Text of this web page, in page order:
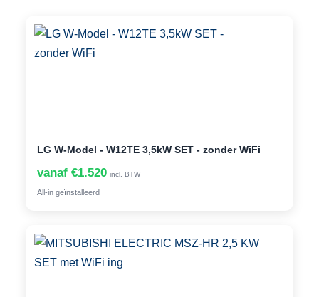
LG W-Model - W12TE 3,5kW SET - zonder WiFi
vanaf €1.520 incl. BTW
All-in geïnstalleerd